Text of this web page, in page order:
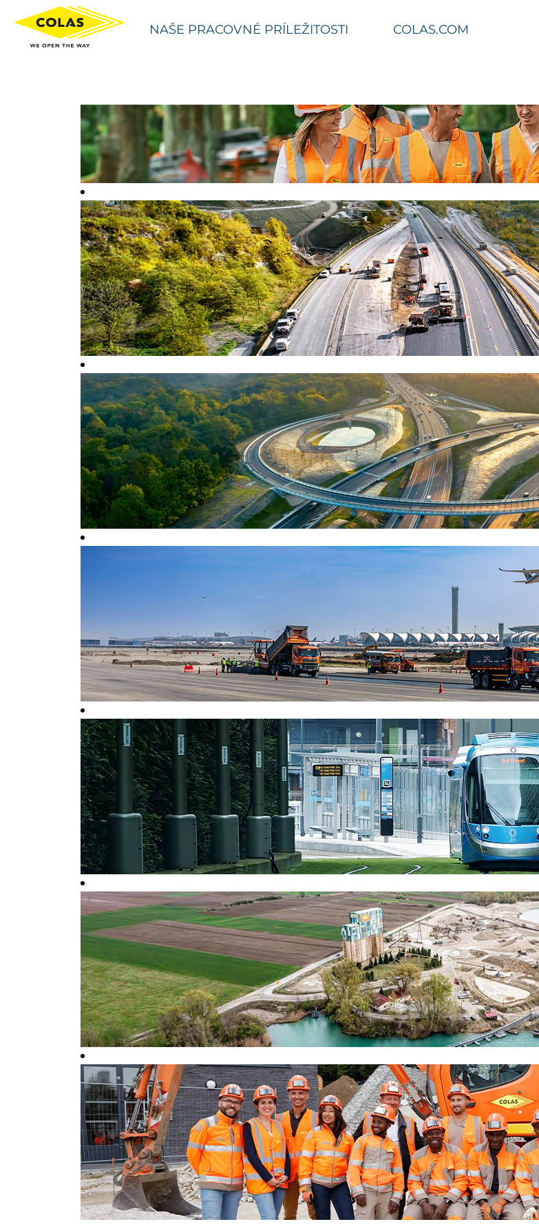
NAŠE PRACOVNÉ PRÍLEŽITOSTI COLAS.COM